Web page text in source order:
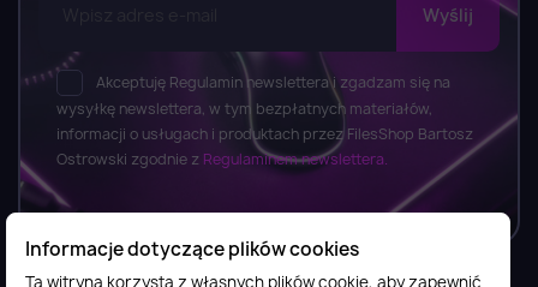
Akceptuję Regulamin newslettera i zgadzam się na
wysyłkę newslettera, w tym bezpłatnych materiałów,
informacji o usługach i produktach przez FilesShop Bartosz
Ostrowski zgodnie z Regulaminem newslettera.
Informacje dotyczące plików cookies
Ta witryna korzysta z własnych plików cookie, aby zapewnić